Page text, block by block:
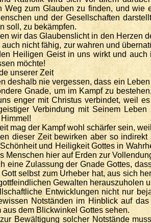
Weg zum Glauben zu finden, und
und der Gesellschaften
soll, zu bekämpfen.
wir das Glaubenslicht in den Herzen
nicht fähig, zur wahren und
Heiligen Geist in uns wirkt und
möchte!
unserer Zeit
deshalb nie vergessen, dass ein
Gnade, um im Kampf zu
enger mit Christus verbindet, weil
Verbindung mit Seinem
mag der Kampf wohl schärfer sein,
dieser Zeit bewirken aber so
und Heiligkeit Gottes in
Menschen hier auf Erden zur
eine Zulassung der Gnade Gottes,
Gott selbst zum Urheber hat, aus sich
Gewalten herauszuholen
Entwicklungen nicht nur
Notständen im Hinblick auf
aus dem Blickwinkel Gottes sehen.
Bewältigung solcher Notstände